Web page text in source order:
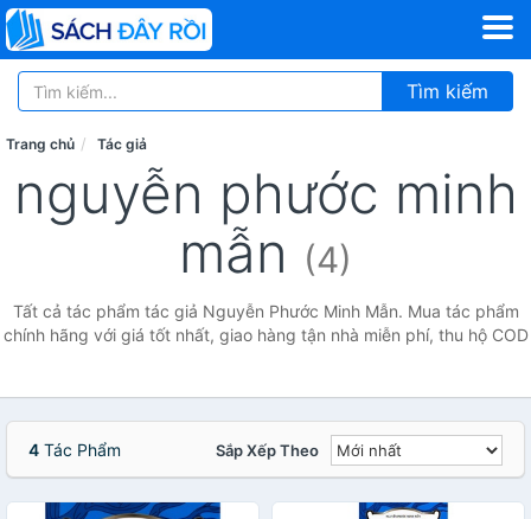
Tìm kiếm
Trang chủ Tác giả
nguyễn phước minh
mẫn (4)
Tất cả tác phẩm tác giả Nguyễn Phước Minh Mẫn. Mua tác phẩm
chính hãng với giá tốt nhất, giao hàng tận nhà miễn phí, thu hộ COD
4 Tác Phẩm Sắp Xếp Theo